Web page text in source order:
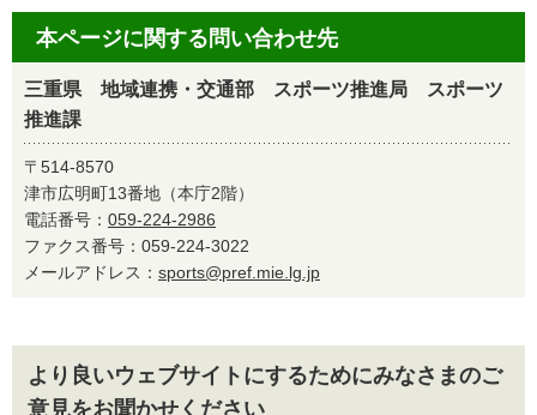
本ページに関する問い合わせ先
三重県 地域連携・交通部 スポーツ推進局 スポーツ
推進課
〒514-8570
津市広明町13番地（本庁2階）
電話番号： 059-224-2986
ファクス番号：059-224-3022
メールアドレス： sports@pref.mie.lg.jp
より良いウェブサイトにするためにみなさまのご
意見をお聞かせください